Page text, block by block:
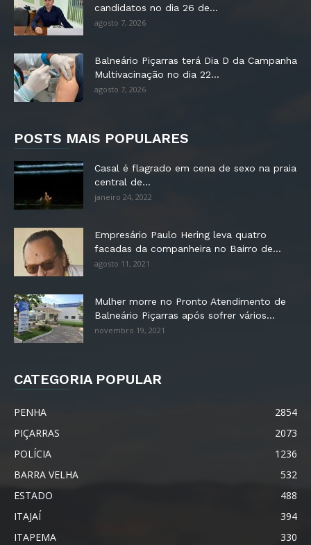
candidatos no dia 26 de...
agosto 7, 2026
Balneário Piçarras terá Dia D da Campanha
Multivacinação no dia 22...
agosto 7, 2026
POSTS MAIS POPULARES
Casal é flagrado em cena de sexo na praia
central de...
janeiro 24, 2022
Empresário Paulo Hering leva quatro
facadas da companheira no Bairro de...
agosto 11, 2021
Mulher morre no Pronto Atendimento de
Balneário Piçarras após sofrer vários...
novembro 19, 2021
CATEGORIA POPULAR
PENHA
2854
PIÇARRAS
2073
POLÍCIA
1236
BARRA VELHA
532
ESTADO
488
ITAJAÍ
394
ITAPEMA
330